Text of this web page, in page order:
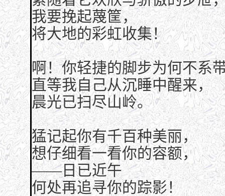
我要挽起蔑筐，
将大地的彩虹收集！
啊！你轻捷的脚步为何不系
直等我自己从沉睡中醒来，
晨光已扫尽山岭。
猛记起你有千百种美丽，
想仔细看一看你的容额，
——日已近午
何处再追寻你的踪影！